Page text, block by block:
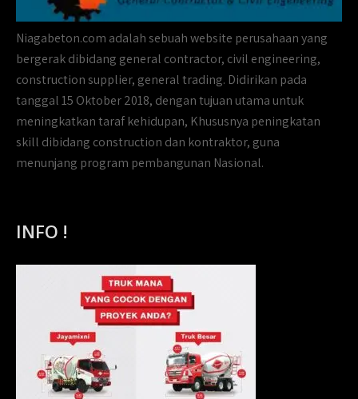
Niagabeton.com adalah sebuah website perusahaan yang
bergerak dibidang general contractor, civil engineering,
construction supplier, general trading. Didirikan pada
tanggal 15 Oktober 2018, dengan tujuan utama untuk
meningkatkan taraf kehidupan, Khususnya peningkatan
skill dibidang construction dan kontraktor, guna
menunjang program pembangunan Nasional.
INFO !